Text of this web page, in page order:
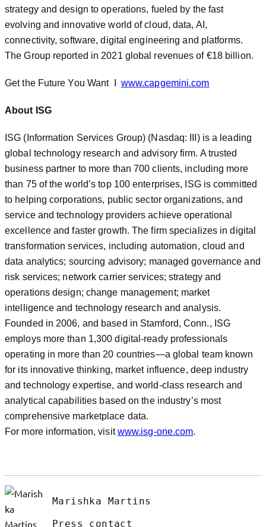
strategy and design to operations, fueled by the fast
evolving and innovative world of cloud, data, AI,
connectivity, software, digital engineering and platforms.
The Group reported in 2021 global revenues of €18 billion.
Get the Future You Want I www.capgemini.com
About ISG
ISG (Information Services Group) (Nasdaq: III) is a leading
global technology research and advisory firm. A trusted
business partner to more than 700 clients, including more
than 75 of the world’s top 100 enterprises, ISG is committed
to helping corporations, public sector organizations, and
service and technology providers achieve operational
excellence and faster growth. The firm specializes in digital
transformation services, including automation, cloud and
data analytics; sourcing advisory; managed governance and
risk services; network carrier services; strategy and
operations design; change management; market
intelligence and technology research and analysis.
Founded in 2006, and based in Stamford, Conn., ISG
employs more than 1,300 digital-ready professionals
operating in more than 20 countries—a global team known
for its innovative thinking, market influence, deep industry
and technology expertise, and world-class research and
analytical capabilities based on the industry’s most
comprehensive marketplace data.
For more information, visitwww.isg-one.com.
Marishka Martins
Press contact